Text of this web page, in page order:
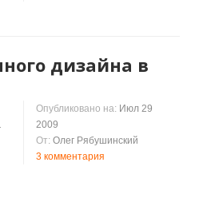
дизайна в
Опубликовано на: Июл 29
2009
От: Олег Рябушинский
3 комментария